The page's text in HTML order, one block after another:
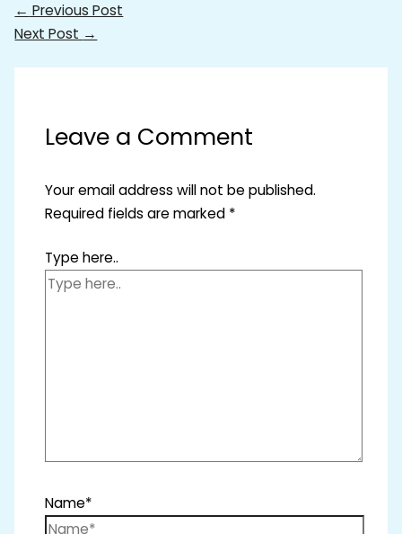
← Previous Post
Next Post →
Leave a Comment
Your email address will not be published.
Required fields are marked *
Type here..
Name*